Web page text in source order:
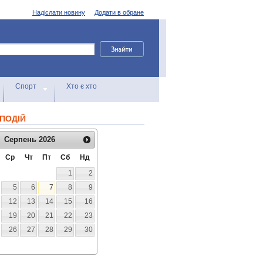
Додати в обране
Надіслати новину
Спорт Хто є хто
Серпень 2026
Ср Чт Пт Сб
Нд
1
2
5 6 7 8
9
12 13 14 15
16
19 20 21 22
23
26 27 28 29
30